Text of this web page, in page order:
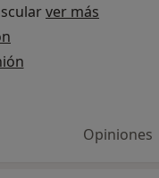
ver más
Opiniones